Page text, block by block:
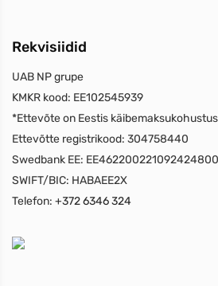
Rekvisiidid
UAB NP grupe
KMKR kood: EE102545939
*Ettevõte on Eestis
Ettevõtte registrikood: 304758440
Swedbank EE: EE462200221092424800
SWIFT/BIC: HABAEE2X
Telefon: +372 6346 324